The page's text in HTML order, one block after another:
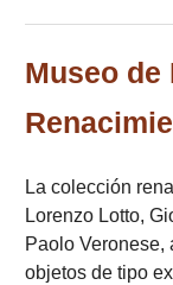
Museo de
La colección
Lorenzo Lotto,
Paolo Veronese,
objetos de tipo